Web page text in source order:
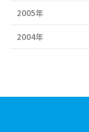
2005年
2004年